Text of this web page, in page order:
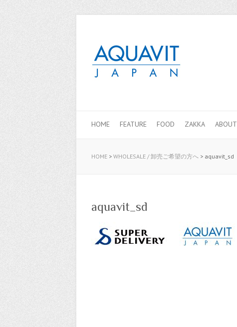
HOME FEATURE FOOD ZAKKA ABOUT
HOME > WHOLESALE / 卸売ご希望の方へ > aquavit_sd
aquavit_sd